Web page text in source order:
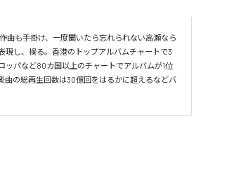
曲も手掛け、一度聞いたら忘れられない高瀬なら
現し、操る。香港のトップアルバムチャートで3
ッパなど80カ国以上のチャートでアルバムが1位
の総再生回数は30億回をはるかに超えるなどバ